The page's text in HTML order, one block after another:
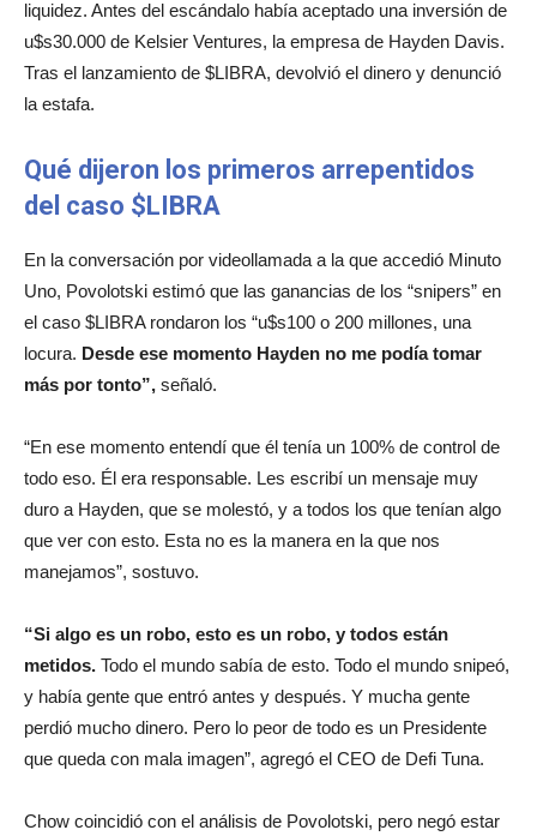
liquidez. Antes del escándalo había aceptado una inversión de
u$s30.000 de Kelsier Ventures, la empresa de Hayden Davis.
Tras el lanzamiento de $LIBRA, devolvió el dinero y denunció
la estafa.
Qué dijeron los primeros arrepentidos
del caso $LIBRA
En la conversación por videollamada a la que accedió Minuto
Uno, Povolotski estimó que las ganancias de los “snipers” en
el caso $LIBRA rondaron los “u$s100 o 200 millones, una
locura. Desde ese momento Hayden no me podía tomar
más por tonto”, señaló.
“En ese momento entendí que él tenía un 100% de control de
todo eso. Él era responsable. Les escribí un mensaje muy
duro a Hayden, que se molestó, y a todos los que tenían algo
que ver con esto. Esta no es la manera en la que nos
manejamos”, sostuvo.
“Si algo es un robo, esto es un robo, y todos están
metidos. Todo el mundo sabía de esto. Todo el mundo snipeó,
y había gente que entró antes y después. Y mucha gente
perdió mucho dinero. Pero lo peor de todo es un Presidente
que queda con mala imagen”, agregó el CEO de Defi Tuna.
Chow coincidió con el análisis de Povolotski, pero negó estar